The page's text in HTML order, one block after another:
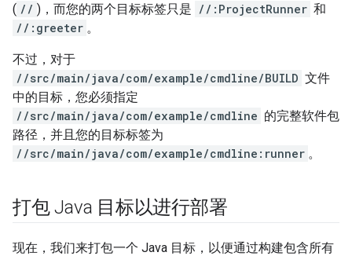
( // )，而您的两个目标标签只是 //:ProjectRunner 和
//:greeter 。
不过，对于
//src/main/java/com/example/cmdline/BUILD 文件
中的目标，您必须指定
//src/main/java/com/example/cmdline 的完整软件包
路径，并且您的目标标签为
//src/main/java/com/example/cmdline:runner 。
打包 Java 目标以进行部署
现在，我们来打包一个 Java 目标，以便通过构建包含所有